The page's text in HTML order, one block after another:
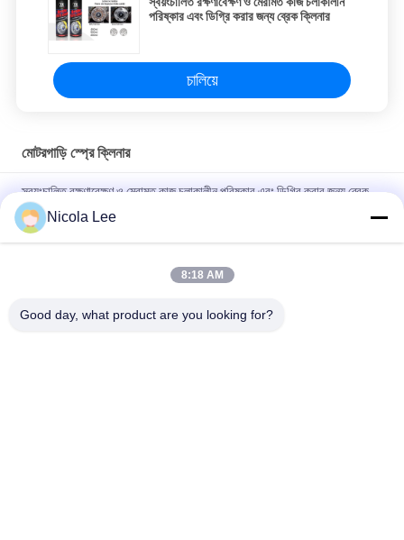
পরিষ্কার এবং ডিগ্রি করার জন্য ব্রেক ক্লিনার
চালিয়ে
মোটরগাড়ি স্প্রে ক্লিনার
স্বয়ংচালিত রক্ষণাবেক্ষণ ও মেরামত কাজ চলাকালীন পরিষ্কার এবং ডিগ্রি করার জন্য ব্রেক
ক্লিনার
সমস্ত ফুয়েল সিস্টেম উপাদান জন্য কার্যকর মোটরগাড়ি কার্বুরেটর এবং চক ক্লিনার
গ্রীস / তেল / ময়লা অপসারণের জন্য ভারী দায়িত্ব এয়ারসোল ডিগ্রিজার, স্বয়ংচালিত স্প্রে
Nicola Lee
8:18 AM
Good day, what product are you looking for?